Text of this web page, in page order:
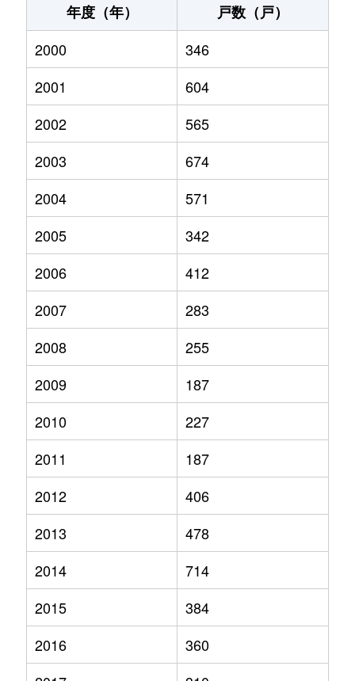
年度（年）
戸数（戸）
2000
346
2001
604
2002
565
2003
674
2004
571
2005
342
2006
412
2007
283
2008
255
2009
187
2010
227
2011
187
2012
406
2013
478
2014
714
2015
384
2016
360